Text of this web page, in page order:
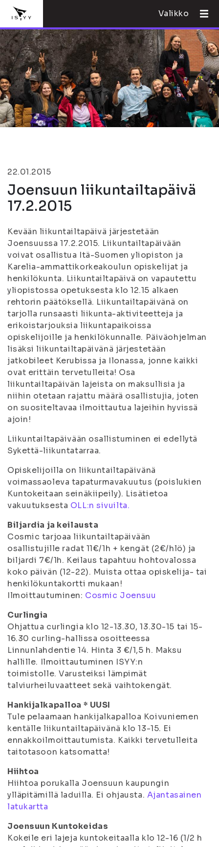
Valikko
22.01.2015
Joensuun liikuntailtapäivä
17.2.2015
Kevään liikuntailtapäivä järjestetään
Joensuussa 17.2.2015. Liikuntailtapäivään
voivat osallistua Itä-Suomen yliopiston ja
Karelia-ammattikorkeakoulun opiskelijat ja
henkilökunta. Liikuntailtapäivä on vapautettu
yliopistossa opetuksesta klo 12.15 alkaen
rehtorin päätöksellä. Liikuntailtapäivänä on
tarjolla runsaasti liikunta-aktiviteetteja ja
erikoistarjouksia liikuntapaikoissa
opiskelijoille ja henkilökunnalle. Päiväohjelman
lisäksi liikuntailtapäivänä järjestetään
jatkobileet Kerubissa ja Ilonassa, jonne kaikki
ovat erittäin tervetulleita! Osa
liikuntailtapäivän lajeista on maksullisia ja
niihin otetaan rajattu määrä osallistujia, joten
on suositeltavaa ilmoittautua lajeihin hyvissä
ajoin!
Liikuntailtapäivään osallistuminen ei edellytä
Sykettä-liikuntatarraa.
Opiskelijoilla on liikuntailtapäivänä
voimassaoleva tapaturmavakuutus (poislukien
Kuntokeitaan seinäkiipeily). Lisätietoa
vakuutuksesta OLL:n sivuilta.
Biljardia ja keilausta
Cosmic tarjoaa liikuntailtapäivään
osallistujille radat 11€/1h + kengät (2€/hlö) ja
biljardi 7€/1h. Keilaus tapahtuu hohtovalossa
koko päivän (12-22). Muista ottaa opiskelija- tai
henkilökuntakortti mukaan!
Ilmoittautuminen: Cosmic Joensuu
Curlingia
Ohjattua curlingia klo 12-13.30, 13.30-15 tai 15-
16.30 curling-hallissa osoitteessa
Linnunlahdentie 14. Hinta 3 €/1,5 h. Maksu
hallille. Ilmoittautuminen ISYY:n
toimistolle. Varusteiksi lämpimät
talviurheiluvaatteet sekä vaihtokengät.
Hankijalkapalloa * UUSI
Tule pelaamaan hankijalkapalloa Koivuniemen
kentälle liikuntailtapäivänä klo 13-15. Ei
ennakkoilmoittautumista. Kaikki tervetulleita
taitotasoon katsomatta!
Hiihtoa
Hiihtoa porukalla Joensuun kaupungin
ylläpitämillä laduilla. Ei ohjausta. Ajantasainen
latukartta
Joensuun Kuntokeidas
Kokeile eri lajeja kuntokeitaalla klo 12-16 (1/2 h